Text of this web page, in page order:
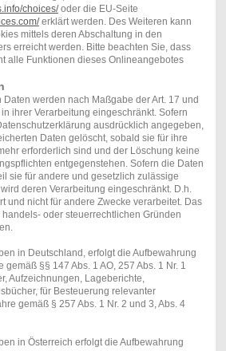
choices/oder die EU-Seite
erklärt werden. Des Weiteren kann
mittels deren Abschaltung in den
erreicht werden. Bitte beachten Sie, dass
alle Funktionen dieses Onlineangebotes
werden nach Maßgabe der Art. 17 und
ihrer Verarbeitung eingeschränkt. Sofern
ausdrücklich angegeben,
Daten gelöscht, sobald sie für ihre
erforderlich sind und der Löschung keine
entgegenstehen. Sofern die Daten
sie für andere und gesetzlich zulässige
deren Verarbeitung eingeschränkt. D.h.
und nicht für andere Zwecke verarbeitet. Das
oder steuerrechtlichen Gründen
in Deutschland, erfolgt die Aufbewahrung
§§ 147 Abs. 1 AO, 257 Abs. 1 Nr. 1
Aufzeichnungen, Lageberichte,
für Besteuerung relevanter
gemäß § 257 Abs. 1 Nr. 2 und 3, Abs. 4
in Österreich erfolgt die Aufbewahrung